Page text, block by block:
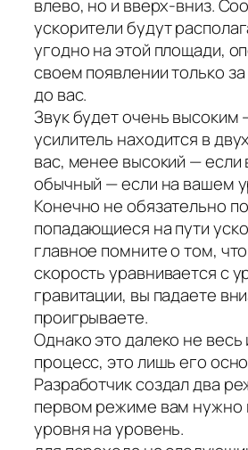
влево, но и вверх-вниз.
ускорители будут
угодно на этой площади,
своем появлении только
до вас.
Звук будет очень высоким
усилитель находится в
вас, менее высокий — если
обычный — если на вашем
Конечно не обязательно
попадающиеся на пути
главное помните о том,
скорость уравнивается с
гравитации, вы падаете
проигрываете.
Однако это далеко не весь
процесс, это лишь его
Разработчик создал два
первом режиме вам нужно
уровня на уровень.